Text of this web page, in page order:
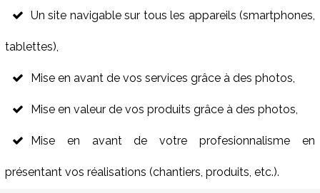
Un site navigable sur tous les appareils (smartphones,
tablettes),
Mise en avant de vos services grâce à des photos,
Mise en valeur de vos produits grâce à des photos,
Mise en avant de votre profesionnalisme en
présentant vos réalisations (chantiers, produits, etc.).